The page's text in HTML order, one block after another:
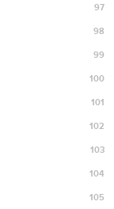
97
98
99
100
101
102
103
104
105